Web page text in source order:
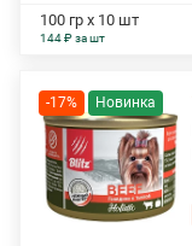
100 гр х 10 шт
144 ₽ за шт
-17%